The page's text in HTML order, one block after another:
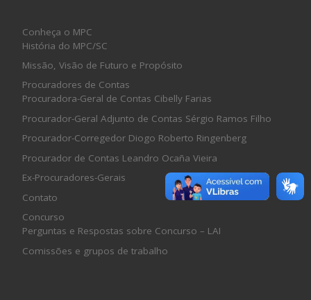
Conheça o MPC
História do MPC/SC
Missão, Visão de Futuro e Propósito
Procuradores de Contas
Procuradora-Geral de Contas Cibelly Farias
Procurador-Geral Adjunto de Contas Sérgio Ramos Filho
Procurador-Corregedor Diogo Roberto Ringenberg
Procurador de Contas Leandro Ocaña Vieira
Ex-Procuradores-Gerais
Contato
Concurso
Perguntas e Respostas sobre Concurso – LAI
Comissões e grupos de trabalho